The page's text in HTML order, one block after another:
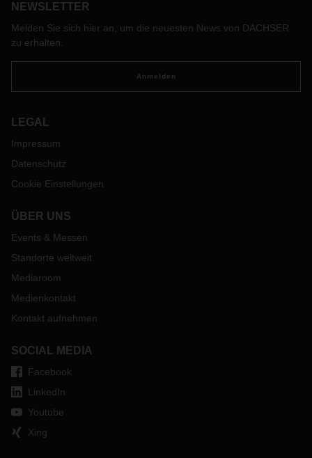
Mitarbeitende aus dem Produktionsbereich, die ihr
NEWSLETTER
Melden Sie sich hier an, um die neuesten News von DACHSER
zu erhalten.
Anmelden
LEGAL
Impressum
Datenschutz
Cookie Einstellungen
ÜBER UNS
Events & Messen
Standorte weltweit
Mediaroom
Medienkontakt
Kontakt aufnehmen
SOCIAL MEDIA
Facebook
LinkedIn
Youtube
Xing